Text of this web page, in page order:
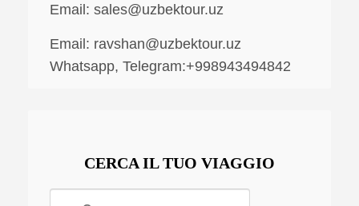
Email: sales@uzbektour.uz
Email: ravshan@uzbektour.uz
Whatsapp, Telegram:+998943494842
CERCA IL TUO VIAGGIO